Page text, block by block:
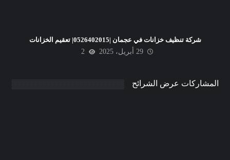
شركة تنظيف خزانات في عجمان |0526402015| تعقيم الخزانات
29 أبريل، 2025
2
المشاركات عرض الشرائح